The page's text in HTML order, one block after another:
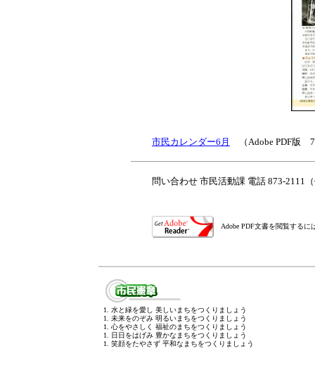
市民カレンダー6月 （Adobe PDF版
問い合わせ 市民活動課 電話 873-
Adobe PDF文書を閲覧する
1. 水と緑を愛し 美しいまちをつくりましょう
1. 未来をのぞみ 明るいまちをつくりましょう
1. 心をやさしく 福祉のまちをつくりましょう
1. 日日をはげみ 豊かなまちをつくりましょう
1. 笑顔をたやさず 平和なまちをつくりましょう